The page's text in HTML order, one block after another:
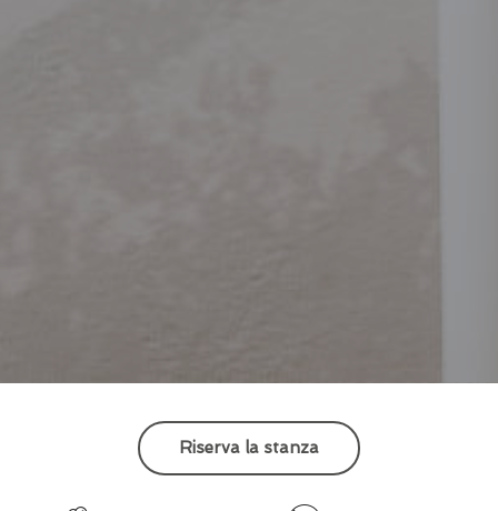
Riserva la stanza